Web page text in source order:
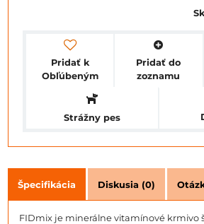
Pridať k
Obľúbeným
Pridať do
zoznamu
Strážny pes
Špecifikácia Diskusia (0)
FIDmix je minerálne vitamínové krmivo